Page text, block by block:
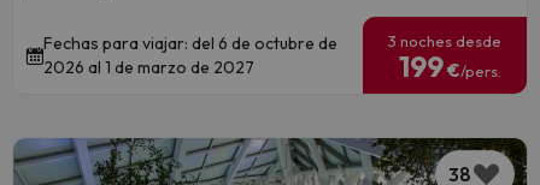
Fechas para viajar: del 6 de octubre de
2026 al 1 de marzo de 2027
3 noches desde
199€/pers.
38